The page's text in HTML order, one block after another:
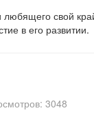
свой
в его развитии.
3048